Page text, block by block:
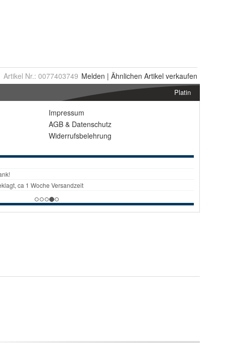
Artikel Nr.: 0077403749 Melden | Ähnlichen Artikel verkaufen
Platin
Impressum
AGB & Datenschutz
Widerrufsbelehrung